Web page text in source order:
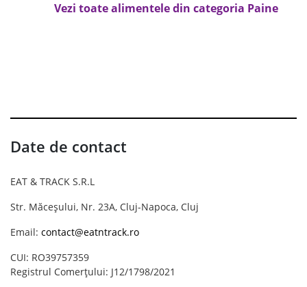
Vezi toate alimentele din categoria Paine
Date de contact
EAT & TRACK S.R.L
Str. Măceșului, Nr. 23A, Cluj-Napoca, Cluj
Email: contact@eatntrack.ro
CUI: RO39757359
Registrul Comerțului: J12/1798/2021